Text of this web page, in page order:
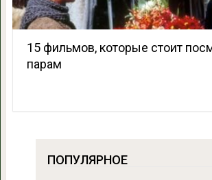
15 фильмов, которые стоит
парам
ПОПУЛЯРНОЕ